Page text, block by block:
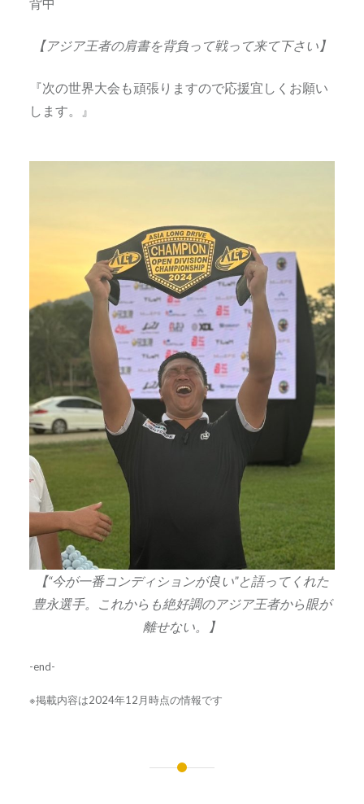
【アジア王者の肩書を背負って戦って来て下さい】
『次の世界大会も頑張りますので応援宜しくお願い
します。』
【“今が一番コンディションが良い”と語ってくれた
豊永選手。これからも絶好調のアジア王者から眼が
離せない。】
-end-
※掲載内容は2024年12月時点の情報です